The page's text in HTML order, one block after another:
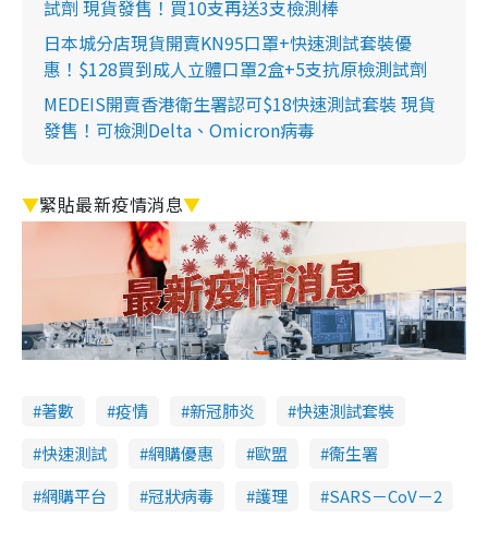
試劑 現貨發售！買10支再送3支檢測棒
日本城分店現貨開賣KN95口罩+快速測試套裝優
惠！$128買到成人立體口罩2盒+5支抗原檢測試劑
MEDEIS開賣香港衛生署認可$18快速測試套裝 現貨
發售！可檢測Delta、Omicron病毒
▼緊貼最新疫情消息▼
著數 疫情 新冠肺炎
快速測試套裝
快速測試
網購優惠 歐盟
衞生署
網購平台
冠狀病毒 護理 SARS－CoV－2